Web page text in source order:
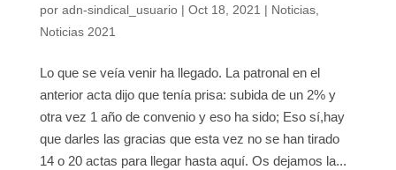
por adn-sindical_usuario| Oct 18, 2021 | Noticias,
Noticias 2021
Lo que se veía venir ha llegado. La patronal en el
anterior acta dijo que tenía prisa: subida de un 2% y
otra vez 1 año de convenio y eso ha sido; Eso sí,hay
que darles las gracias que esta vez no se han tirado
14 o 20 actas para llegar hasta aquí. Os dejamos la...